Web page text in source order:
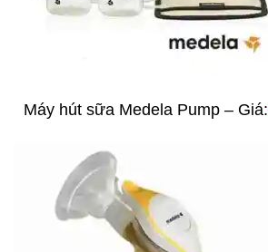
Máy hút sữa Medela Pump – Giá: